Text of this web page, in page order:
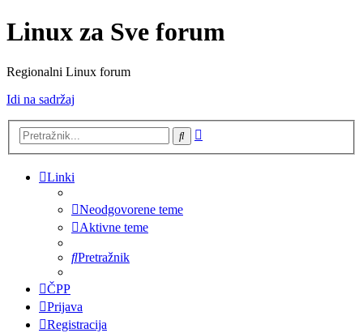
Linux za Sve forum
Regionalni Linux forum
Idi na sadržaj
Pretražnik
Linki
Neodgovorene teme
Aktivne teme
Pretražnik
ČPP
Prijava
Registracija